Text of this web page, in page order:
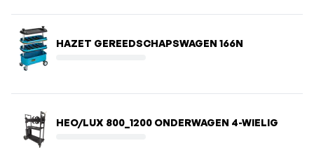
HAZET GEREEDSCHAPSWAGEN 166N
HEO/LUX 800_1200 ONDERWAGEN 4-WIELIG